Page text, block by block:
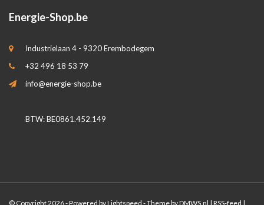
Energie-Shop.be
Industrielaan 4 - 9320 Erembodegem
+32 496 18 53 79
info@energie-shop.be
BTW: BE0861.452.149
© Copyright 2026 - Powered byLightspeed - Theme byDMWS.nl | RSS-feed |